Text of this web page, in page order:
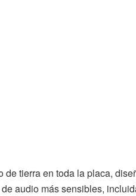
tierra en toda la placa,
audio más sensibles,